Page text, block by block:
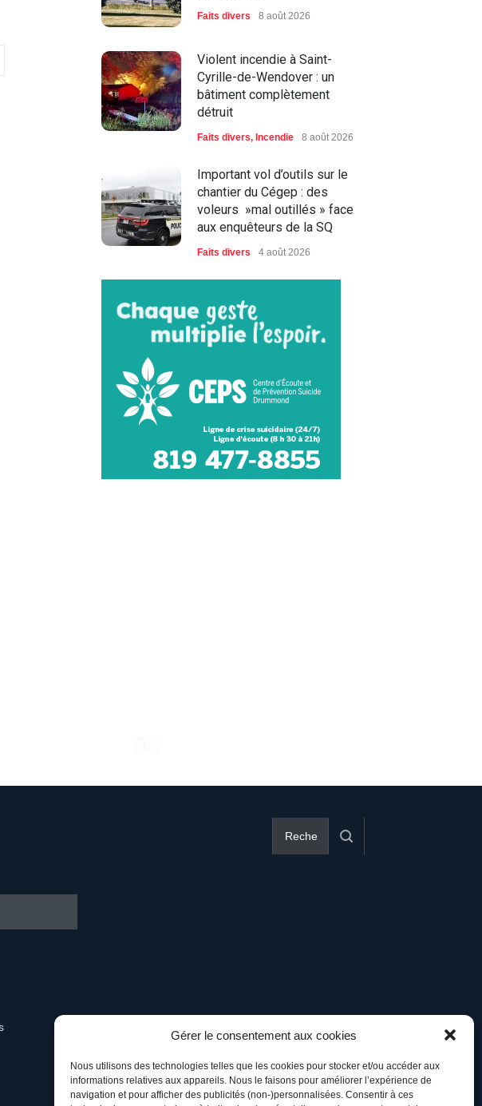
Gérer le consentement aux cookies
Nous utilisons des technologies telles que les cookies pour stocker et/ou accéder aux
informations relatives aux appareils. Nous le faisons pour améliorer l’expérience de
navigation et pour afficher des publicités (non-)personnalisées. Consentir à ces
Faits divers 8 août 2026
Violent incendie à Saint-
Cyrille-de-Wendover : un
bâtiment complètement
détruit
Faits divers, Incendie 8 août 2026
Important vol d’outils sur le
chantier du Cégep : des
voleurs »mal outillés » face
aux enquêteurs de la SQ
Faits divers 4 août 2026